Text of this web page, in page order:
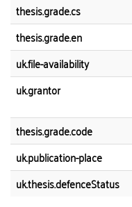
thesis.grade.cs
thesis.grade.en
uk.file-availability
uk.grantor
thesis.grade.code
uk.publication-place
uk.thesis.defenceStatus